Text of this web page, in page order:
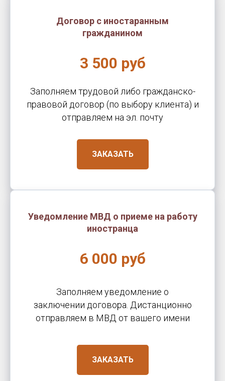
Договор с иностаранным
гражданином
3 500 руб
Заполняем трудовой либо гражданско-
правовой договор (по выбору клиента) и
отправляем на эл. почту
ЗАКАЗАТЬ
Уведомление МВД о приеме на работу
иностранца
6 000 руб
Заполняем уведомление о
заключении договора. Дистанционно
отправляем в МВД от вашего имени
ЗАКАЗАТЬ